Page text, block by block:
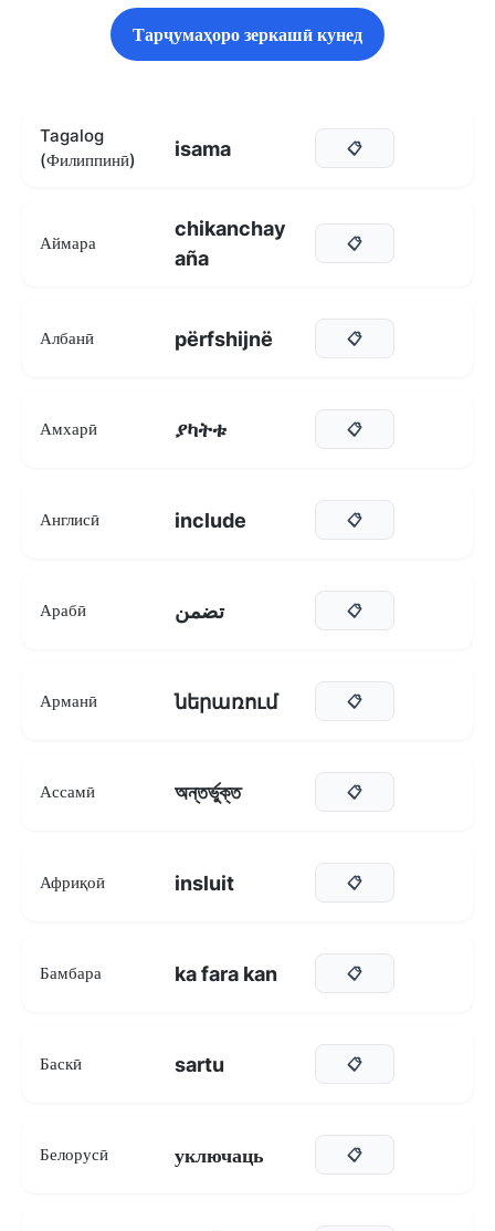
Тарҷумаҳоро зеркашӣ кунед
Tagalog
(Филиппинӣ)
isama 📋
Аймара
chikanchay
aña
📋
Албанӣ përfshijnë 📋
Амхарӣ ያካትቱ 📋
Англисӣ include 📋
Арабӣ تضمن 📋
Арманӣ ներառում 📋
Ассамӣ অন্তৰ্ভুক্ত 📋
Африқоӣ insluit 📋
Бамбара ka fara kan 📋
Баскӣ sartu 📋
Белорусӣ уключаць 📋